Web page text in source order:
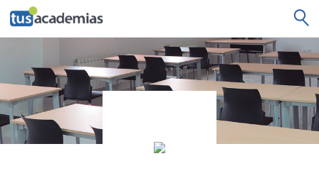
tusacademias